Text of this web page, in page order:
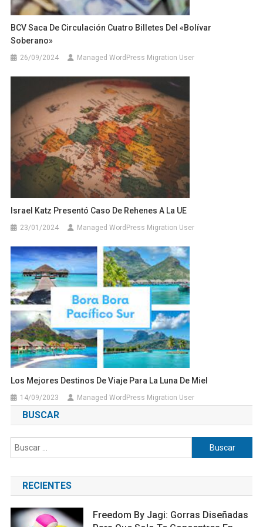
BCV Saca De Circulación Cuatro Billetes Del «bolívar
Soberano»
26/09/2024 Managed WordPress Migration User
Israel Katz Presentó Caso De Rehenes A La UE
23/01/2024 Managed WordPress Migration User
Los Mejores Destinos De Viaje Para La Luna De Miel
14/09/2023 Managed WordPress Migration User
BUSCAR
Buscar:
RECIENTES
Freedom By Jagi: Gorras Diseñadas